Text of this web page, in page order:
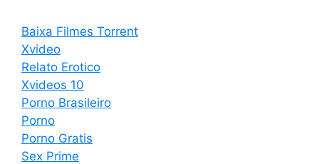
Baixa Filmes Torrent
Xvideo
Relato Erotico
Xvideos 10
Porno Brasileiro
Porno
Porno Gratis
Sex Prime